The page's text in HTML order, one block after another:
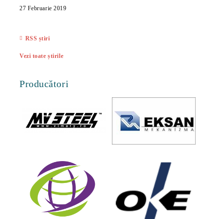
27 Februarie 2019
RSS știri
Vezi toate știrile
Producători